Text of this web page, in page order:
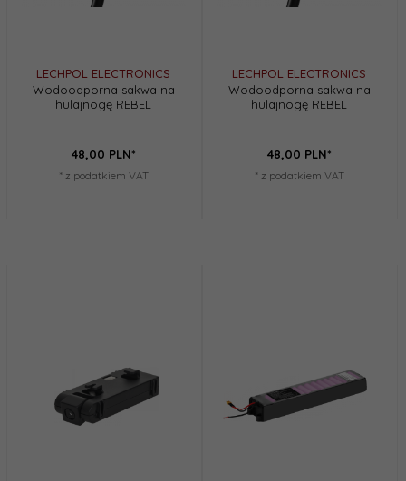
LECHPOL ELECTRONICS
Wodoodporna sakwa na
hulajnogę REBEL
48,00 PLN*
* z podatkiem VAT
LECHPOL ELECTRONICS
Wodoodporna sakwa na
hulajnogę REBEL
48,00 PLN*
* z podatkiem VAT